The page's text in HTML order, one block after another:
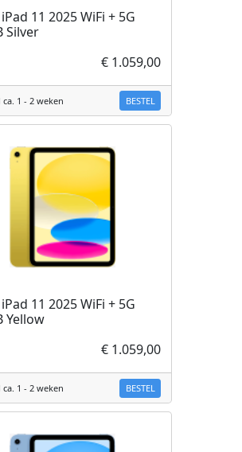
11 2025 WiFi + 5G
Silver
€ 1.059,00
1 - 2 weken BESTEL
11 2025 WiFi + 5G
Yellow
€ 1.059,00
1 - 2 weken BESTEL